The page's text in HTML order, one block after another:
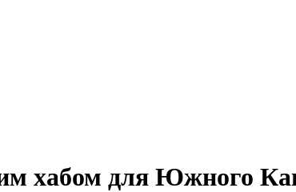
хабом для Южного